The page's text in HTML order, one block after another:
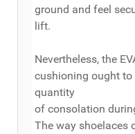
ground and feel
lift.
Nevertheless, the
cushioning ought
quantity
of consolation
The way shoelaces